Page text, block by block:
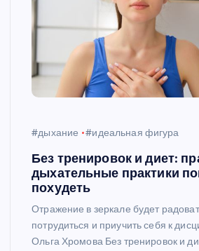
#дыхание #идеальная фигура
Без тренировок и диет:
дыхательные практики
похудеть
Отражение в зеркале будет
потрудиться и приучить себя к
Ольга Хромова Без тренировок и